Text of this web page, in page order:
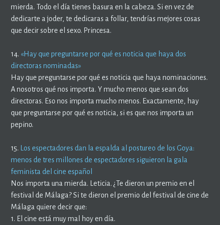
mierda. Todo el día tienes basura en la cabeza. Si en vez de
dedicarte a joder, te dedicaras a follar, tendrías mejores cosas
que decir sobre el sexo. Princesa.
14. «Hay que preguntarse por qué es noticia que haya dos
directoras nominadas»
Hay que preguntarse por qué es noticia que haya nominaciones.
A nosotros qué nos importa. Y mucho menos que sean dos
directoras. Eso nos importa mucho menos. Exactamente, hay
que preguntarse por qué es noticia, si es que nos importa un
pepino.
15. Los espectadores dan la espalda al postureo de los Goya:
menos de tres millones de espectadores siguieron la gala
feminista del cine español
Nos importa una mierda. Leticia. ¿Te dieron un premio en el
festival de Málaga? Si te dieron el premio del festival de cine de
Málaga quiere decir que:
1. El cine está muy mal hoy en día.